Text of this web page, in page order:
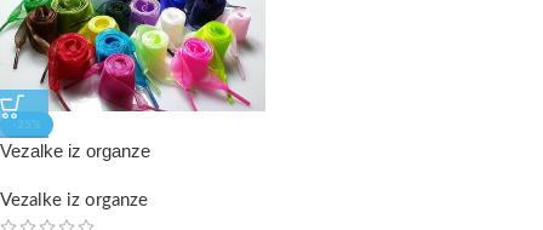
-25%
Vezalke iz organze
Vezalke iz organze